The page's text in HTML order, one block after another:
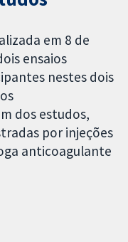
em 8 de
ensaios
nestes dois
dos estudos,
por injeções
anticoagulante